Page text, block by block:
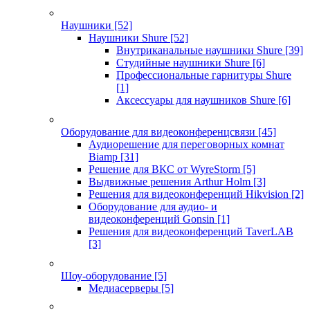
Наушники [52]
Наушники Shure [52]
Внутриканальные наушники Shure [39]
Студийные наушники Shure [6]
Профессиональные гарнитуры Shure
[1]
Аксессуары для наушников Shure [6]
Оборудование для видеоконференцсвязи [45]
Аудиорешение для переговорных комнат
Biamp [31]
Решение для ВКС от WyreStorm [5]
Выдвижные решения Arthur Holm [3]
Решения для видеоконференций Hikvision [2]
Оборудование для аудио- и
видеоконференций Gonsin [1]
Решения для видеоконференций TaverLAB
[3]
Шоу-оборудование [5]
Медиасерверы [5]